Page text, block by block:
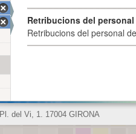
Retribucions del
Retribucions del personal
Pl. del Vi, 1. 17004 GIRONA